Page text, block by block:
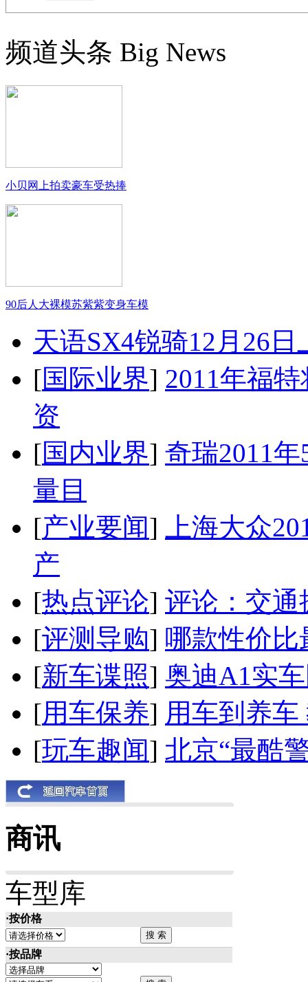
频道头条 Big News
小贝网上拍卖豪车受热捧
90后人大裸模苏紫紫变身车模
天语SX4锐骑12月26
[国际业界] 2011年福
资
[国内业界] 奇瑞2011
量目
[产业要闻]
上海大众
产
[热点评论] 评论：交通
[评测导购] 哪款性价比
[新车谍照] 奥迪A1实
[用车保养] 用车到养
[玩车趣闻] 北京“最酷
商讯
车型库
·按价格
·按品牌